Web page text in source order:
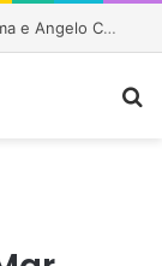
Flávio Bolsonaro anuncia apoio a João Roma e Angelo Coronel na disputa pelo Senado na Bahia